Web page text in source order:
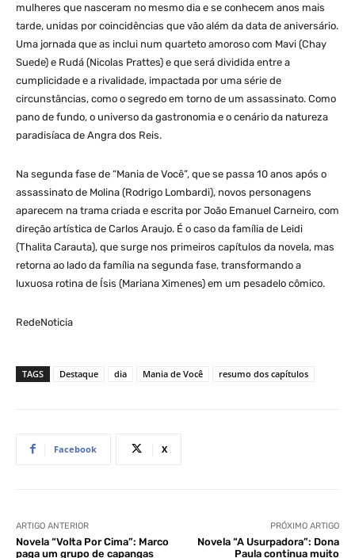
mulheres que nasceram no mesmo dia e se conhecem anos mais
tarde, unidas por coincidências que vão além da data de aniversário.
Uma jornada que as inclui num quarteto amoroso com Mavi (Chay
Suede) e Rudá (Nicolas Prattes) e que será dividida entre a
cumplicidade e a rivalidade, impactada por uma série de
circunstâncias, como o segredo em torno de um assassinato. Como
pano de fundo, o universo da gastronomia e o cenário da natureza
paradisíaca de Angra dos Reis.
Na segunda fase de “Mania de Você”, que se passa 10 anos após o
assassinato de Molina (Rodrigo Lombardi), novos personagens
aparecem na trama criada e escrita por João Emanuel Carneiro, com
direção artística de Carlos Araujo. É o caso da família de Leidi
(Thalita Carauta), que surge nos primeiros capítulos da novela, mas
retorna ao lado da família na segunda fase, transformando a
luxuosa rotina de Ísis (Mariana Ximenes) em um pesadelo cômico.
RedeNoticia
TAGS Destaque dia Mania de Você resumo dos capítulos
Facebook X
ARTIGO ANTERIOR
Novela “Volta Por Cima”: Marco
paga um grupo de capangas
PRÓXIMO ARTIGO
Novela “A Usurpadora”: Dona
Paula continua muito